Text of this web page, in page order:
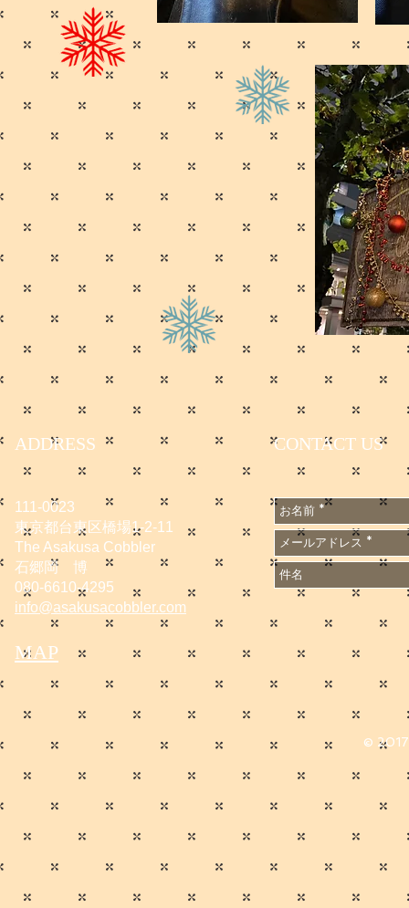
ADDRESS CONTACT US
111-0023
東京都台東区橋場1-2-11
The Asakusa Cobbler
石郷岡 博
080-6610-4295
info@asakusacobbler.com
MAP
© 2017